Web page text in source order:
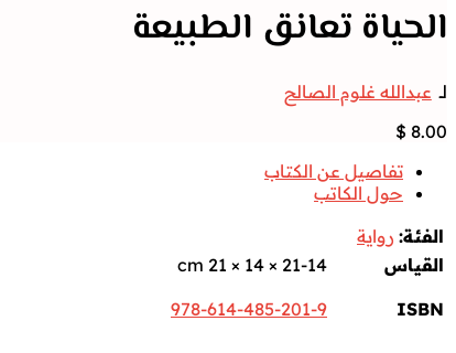
الحياة تعانق الطبيعة
لــ عبدالله غلوم الصالح
$ 8.00
تفاصيل عن الكتاب
حول الكاتب
الفئة: رواية
القياس
21-14 × 14 × 21 cm
ISBN
978-614-485-201-9